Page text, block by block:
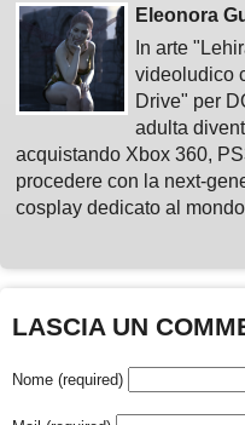
Eleonora
In arte
videoludico
Drive" per
adulta
acquistando Xbox 360,
procedere con la next-
cosplay dedicato al
LASCIA UN
Nome (required)